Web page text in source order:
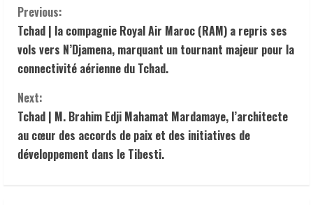
C
o
n
t
i
n
Previous:
Tchad | la compagnie Royal Air Maroc (RAM) a repris ses
vols vers N’Djamena, marquant un tournant majeur pour la
connectivité aérienne du Tchad.
Next:
Tchad | M. Brahim Edji Mahamat Mardamaye, l’architecte
au cœur des accords de paix et des initiatives de
développement dans le Tibesti.